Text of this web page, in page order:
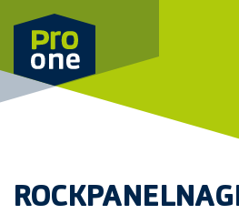
Meteen naar de content